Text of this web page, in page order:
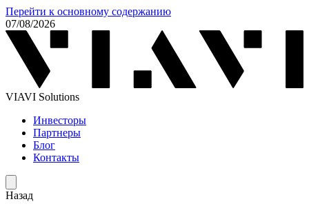
Перейти к основному содержанию
07/08/2026
VIAVI Solutions
Инвесторы
Партнеры
Блог
Контакты
Назад